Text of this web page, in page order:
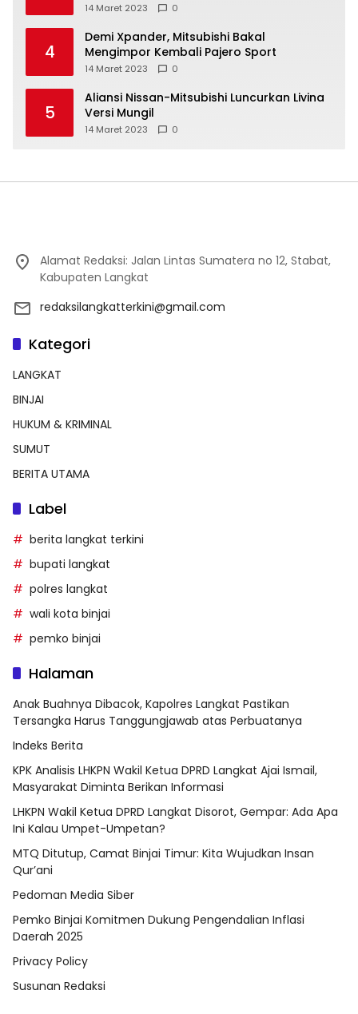
14 Maret 2023 0
4
Demi Xpander, Mitsubishi Bakal
Mengimpor Kembali Pajero Sport
14 Maret 2023 0
5
Aliansi Nissan-Mitsubishi Luncurkan Livina
Versi Mungil
14 Maret 2023 0
Alamat Redaksi: Jalan Lintas Sumatera no 12, Stabat,
Kabupaten Langkat
redaksilangkatterkini@gmail.com
Kategori
LANGKAT
BINJAI
HUKUM & KRIMINAL
SUMUT
BERITA UTAMA
Label
berita langkat terkini
bupati langkat
polres langkat
wali kota binjai
pemko binjai
Halaman
Anak Buahnya Dibacok, Kapolres Langkat Pastikan
Tersangka Harus Tanggungjawab atas Perbuatanya
Indeks Berita
KPK Analisis LHKPN Wakil Ketua DPRD Langkat Ajai Ismail,
Masyarakat Diminta Berikan Informasi
LHKPN Wakil Ketua DPRD Langkat Disorot, Gempar: Ada Apa
Ini Kalau Umpet-Umpetan?
MTQ Ditutup, Camat Binjai Timur: Kita Wujudkan Insan
Qur’ani
Pedoman Media Siber
Pemko Binjai Komitmen Dukung Pengendalian Inflasi
Daerah 2025
Privacy Policy
Susunan Redaksi